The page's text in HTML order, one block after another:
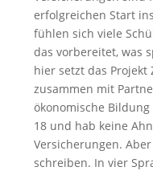
erfolgreichen Start
fühlen sich viele
das vorbereitet, was
hier setzt das Projekt
zusammen mit
ökonomische
18 und hab keine
Versicherungen.
schreiben. In vier